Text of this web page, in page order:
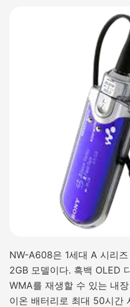
NW-A608은 1세대 A 시리
2GB 모델이다. 흑백 OLED
WMA를 재생할 수 있는 내
이온 배터리로 최대 50시간